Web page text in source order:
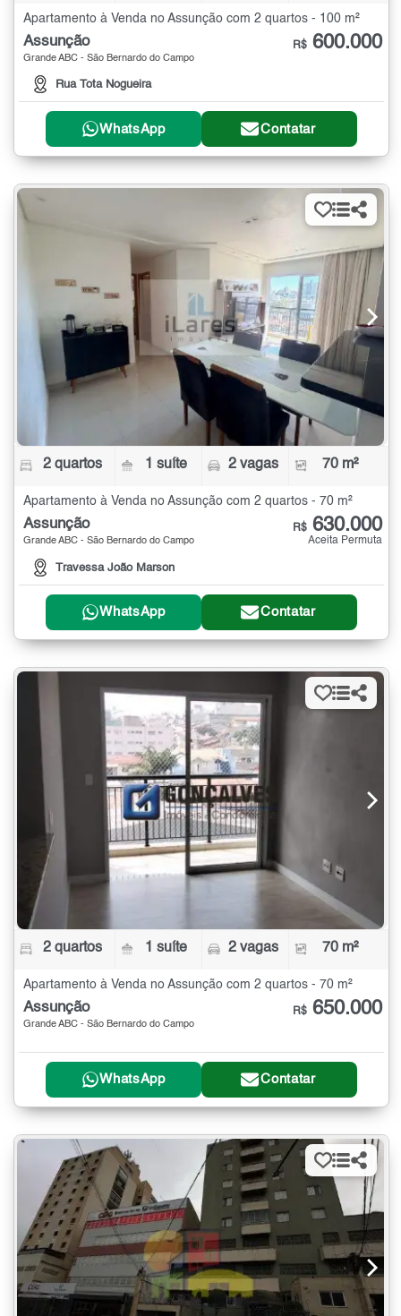
Apartamento à Venda no Assunção com 2 quartos - 100 m²
Assunção
Grande ABC - São Bernardo do Campo
Rua Tota Nogueira
R$ 600.000
WhatsApp Contatar
2 quartos 1 suíte 2 vagas 70 m²
Apartamento à Venda no Assunção com 2 quartos - 70 m²
Assunção
Grande ABC - São Bernardo do Campo
Travessa João Marson
R$ 630.000
Aceita Permuta
WhatsApp Contatar
2 quartos 1 suíte 2 vagas 70 m²
Apartamento à Venda no Assunção com 2 quartos - 70 m²
Assunção
Grande ABC - São Bernardo do Campo
R$ 650.000
WhatsApp Contatar